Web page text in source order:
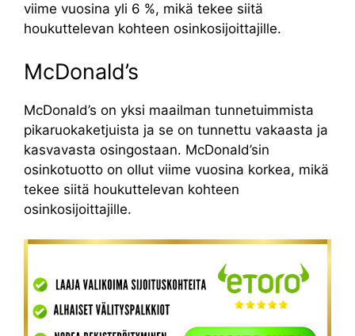
viime vuosina yli 6 %, mikä tekee siitä
houkuttelevan kohteen osinkosijoittajille.
McDonald’s
McDonald’s on yksi maailman tunnetuimmista
pikaruokaketjuista ja se on tunnettu vakaasta ja
kasvavasta osingostaan. McDonald’sin
osinkotuotto on ollut viime vuosina korkea, mikä
tekee siitä houkuttelevan kohteen
osinkosijoittajille.